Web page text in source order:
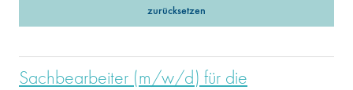
zurücksetzen
Sachbearbeiter (m/w/d) für die